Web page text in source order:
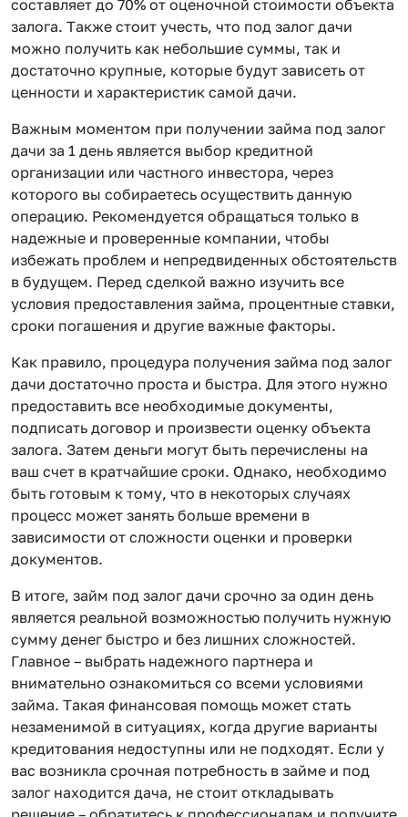
составляет до 70% от оценочной стоимости объекта
залога. Также стоит учесть, что под залог дачи
можно получить как небольшие суммы, так и
достаточно крупные, которые будут зависеть от
ценности и характеристик самой дачи.
Важным моментом при получении займа под залог
дачи за 1 день является выбор кредитной
организации или частного инвестора, через
которого вы собираетесь осуществить данную
операцию. Рекомендуется обращаться только в
надежные и проверенные компании, чтобы
избежать проблем и непредвиденных обстоятельств
в будущем. Перед сделкой важно изучить все
условия предоставления займа, процентные ставки,
сроки погашения и другие важные факторы.
Как правило, процедура получения займа под залог
дачи достаточно проста и быстра. Для этого нужно
предоставить все необходимые документы,
подписать договор и произвести оценку объекта
залога. Затем деньги могут быть перечислены на
ваш счет в кратчайшие сроки. Однако, необходимо
быть готовым к тому, что в некоторых случаях
процесс может занять больше времени в
зависимости от сложности оценки и проверки
документов.
В итоге, займ под залог дачи срочно за один день
является реальной возможностью получить нужную
сумму денег быстро и без лишних сложностей.
Главное – выбрать надежного партнера и
внимательно ознакомиться со всеми условиями
займа. Такая финансовая помощь может стать
незаменимой в ситуациях, когда другие варианты
кредитования недоступны или не подходят. Если у
вас возникла срочная потребность в займе и под
залог находится дача, не стоит откладывать